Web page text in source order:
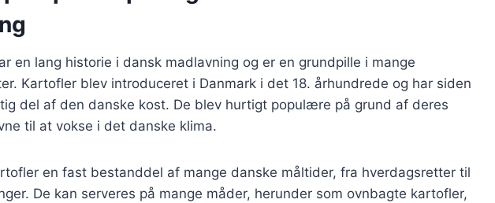
en lang historie i dansk madlavning og er en grundpille i mange
Kartofler blev introduceret i Danmark i det 18. århundrede og har siden
del af den danske kost. De blev hurtigt populære på grund af deres
til at vokse i det danske klima.
en fast bestanddel af mange danske måltider, fra hverdagsretter til
De kan serveres på mange måder, herunder som ovnbagte kartofler,